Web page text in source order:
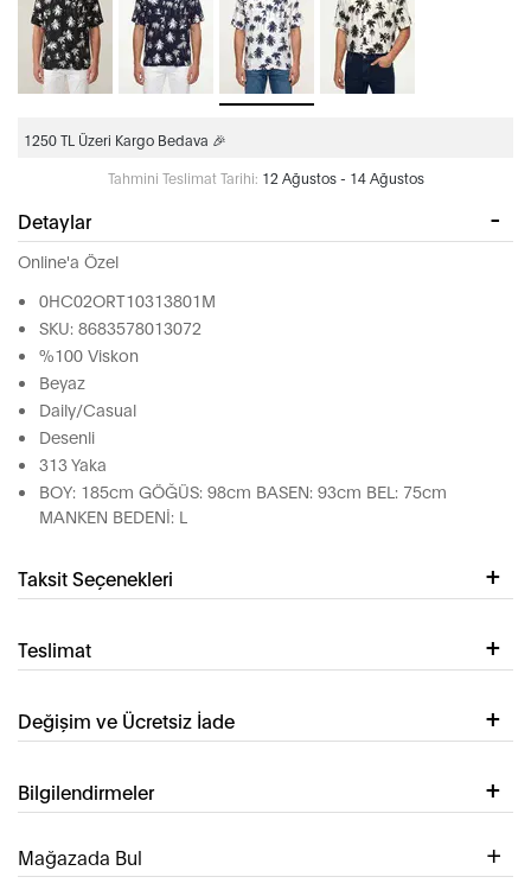
1250 TL Üzeri Kargo Bedava 🎉
Tahmini Teslimat Tarihi: 12 Ağustos - 14 Ağustos
Detaylar
Online'a Özel
0HC02ORT10313801M
SKU: 8683578013072
%100 Viskon
Beyaz
Daily/Casual
Desenli
313 Yaka
BOY: 185cm GÖĞÜS: 98cm BASEN: 93cm BEL: 75cm
MANKEN BEDENİ: L
Taksit Seçenekleri
Teslimat
Değişim ve Ücretsiz İade
Bilgilendirmeler
Mağazada Bul